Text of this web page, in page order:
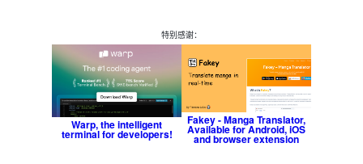
特别感谢：
Warp, the intelligent
terminal for developers!
Fakey - Manga Translator,
Available for Android, iOS
and browser extension